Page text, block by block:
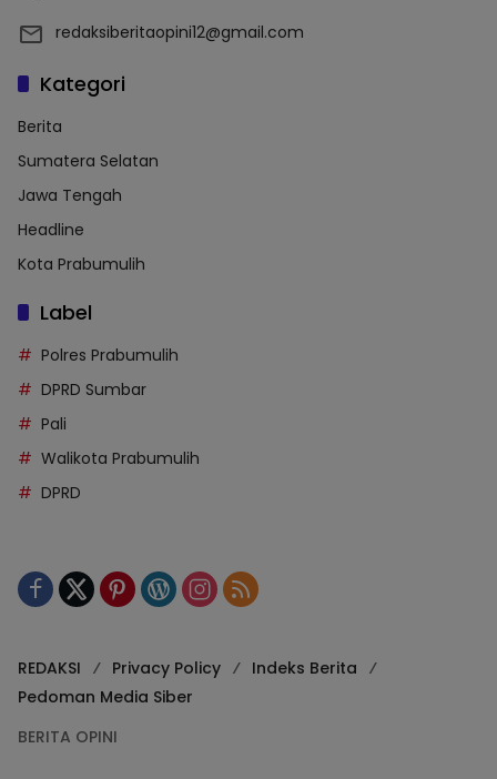
redaksiberitaopini12@gmail.com
Kategori
Berita
Sumatera Selatan
Jawa Tengah
Headline
Kota Prabumulih
Label
Polres Prabumulih
DPRD Sumbar
Pali
Walikota Prabumulih
DPRD
REDAKSI Privacy Policy
Indeks Berita
Pedoman Media Siber
BERITA OPINI